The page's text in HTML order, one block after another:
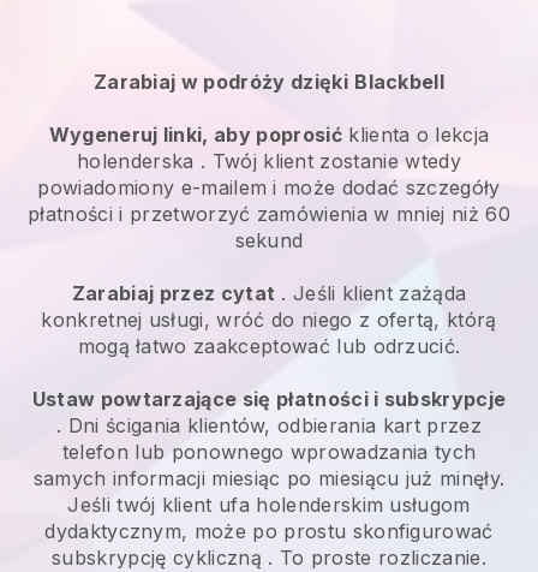
Zarabiaj w podróży dzięki Blackbell
Wygeneruj linki, aby poprosićklienta o lekcja
holenderska . Twój klient zostanie wtedy
powiadomiony e-mailem i może dodać szczegóły
płatności i przetworzyć zamówienia w mniej niż 60
sekund
Zarabiaj przez cytat . Jeśli klient zażąda
konkretnej usługi, wróć do niego z ofertą, którą
mogą łatwo zaakceptować lub odrzucić.
Ustaw powtarzające się płatności i subskrypcje
. Dni ścigania klientów, odbierania kart przez
telefon lub ponownego wprowadzania tych
samych informacji miesiąc po miesiącu już minęły.
Jeśli twój klient ufa holenderskim usługom
dydaktycznym, może po prostu skonfigurować
subskrypcję cykliczną . To proste rozliczanie.